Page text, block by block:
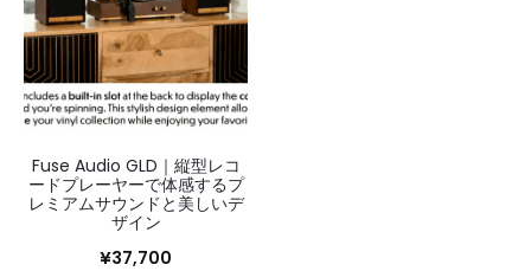
Fuse Audio GLD｜縦型レコ
ードプレーヤーで体感するプ
レミアムサウンドと美しいデ
ザイン
¥37,700